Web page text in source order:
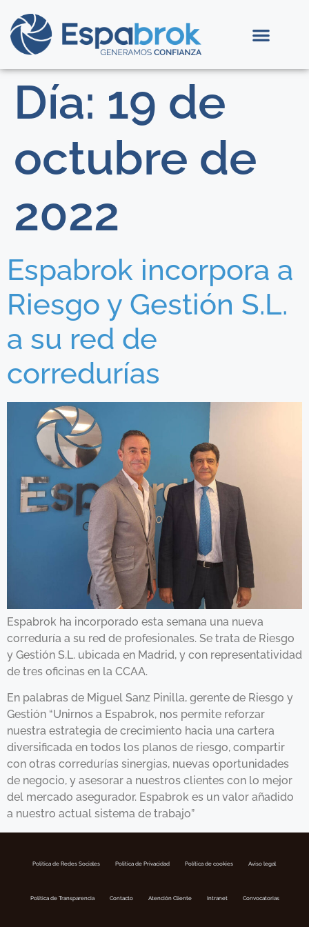
Día: 19 de
octubre de
2022
Espabrok incorpora a
Riesgo y Gestión S.L.
a su red de
corredurías
Espabrok ha incorporado esta semana una nueva
correduría a su red de profesionales. Se trata de Riesgo
y Gestión S.L. ubicada en Madrid, y con representatividad
de tres oficinas en la CCAA.
En palabras de Miguel Sanz Pinilla, gerente de Riesgo y
Gestión “Unirnos a Espabrok, nos permite reforzar
nuestra estrategia de crecimiento hacia una cartera
diversificada en todos los planos de riesgo, compartir
con otras corredurías sinergias, nuevas oportunidades
de negocio, y asesorar a nuestros clientes con lo mejor
del mercado asegurador. Espabrok es un valor añadido
a nuestro actual sistema de trabajo”
Política de Redes Sociales Politica de Privacidad Política de cookies Aviso legal
Política de Transparencia Contacto Atención Cliente Intranet Convocatorias